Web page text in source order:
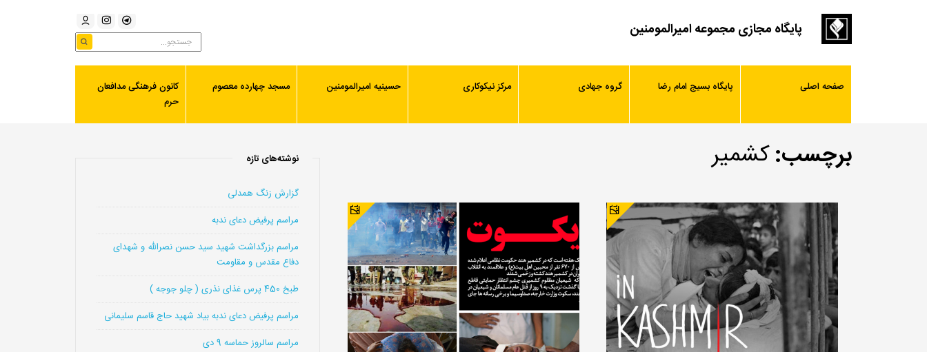
پایگاه مجازی مجموعه امیرالمومنین
صفحه اصلی پایگاه بسیج امام رضا گروه جهادی مرکز نیکوکاری حسینیه امیرالمومنین مسجد چهارده معصوم
کانون فرهنگی مدافعان
حرم
برچسب:کشمیر نوشته‌های تازه
گزارش زنگ همدلی
مراسم پرفیض دعای ندبه
مراسم بزرگداشت شهید سید حسن نصرالله و شهدای
دفاع مقدس و مقاومت
طبخ 450 پرس غذای نذری ( چلو جوجه )
مراسم پرفیض دعای ندبه بیاد شهید حاج قاسم سلیمانی
مراسم سالروز حماسه 9 دی